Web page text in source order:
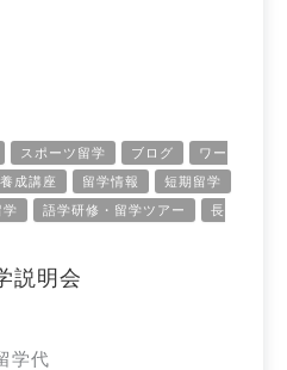
スポーツ留学 ブログ
ワー
成講座 留学情報
短期留学
学 語学研修・留学ツアー
長
説明会
学代